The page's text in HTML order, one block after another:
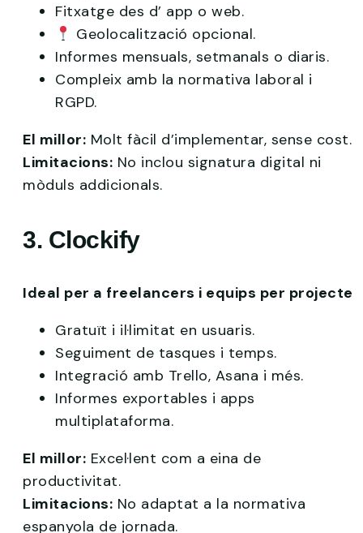
Fitxatge des d’ app o web.
Geolocalització opcional.
Informes mensuals, setmanals o diaris.
Compleix amb la normativa laboral i
RGPD.
El millor: Molt fàcil d’implementar, sense cost.
Limitacions: No inclou signatura digital ni
mòduls addicionals.
3. Clockify
Ideal per a freelancers i equips per projecte
Gratuït i il·limitat en usuaris.
Seguiment de tasques i temps.
Integració amb Trello, Asana i més.
Informes exportables i apps
multiplataforma.
El millor: Excel·lent com a eina de
productivitat.
Limitacions: No adaptat a la normativa
espanyola de jornada.